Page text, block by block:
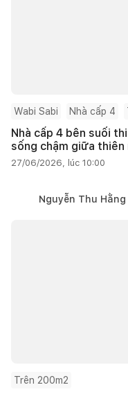
Wabi Sabi Nhà cấp 4
Nhà cấp 4 bên suối
sống chậm giữa thiên
27/06/2026, lúc 10:00
Nguyễn Thu Hằng
Trên 200m2